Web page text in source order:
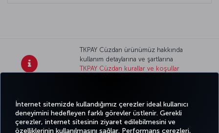
İnternet sitemizde kullandığımız çerezler ideal kullanıcı
deneyimini hedefleyen farklı görevler üstlenir. Gerekli
çerezler, internet sitesinin ziyaret edilebilmesini ve
özelliklerinin kullanılmasını sağlar. Performans çerezleri,
TKPAY Cüzdan ürünümüz hakkında
kullanım detaylarına ve şartlarına
TKPAY Cüzdan kurallar ve koşullar
TwitterFacebook
Instagram
YoutubeLinkedIn
TiktokBlogPinterest
BİLET
FIRSATLAR